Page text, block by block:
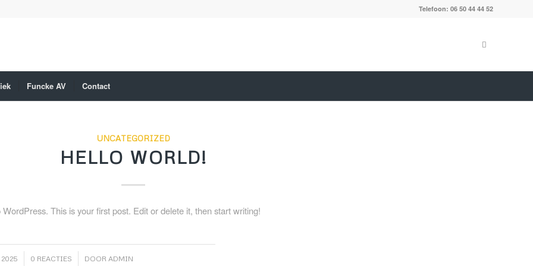
Telefoon: 06 50 44 44 52
Funcke AV Contact
UNCATEGORIZED
HELLO WORLD!
This is your first post. Edit or delete it, then start writing!
0 REACTIES
/ DOOR ADMIN